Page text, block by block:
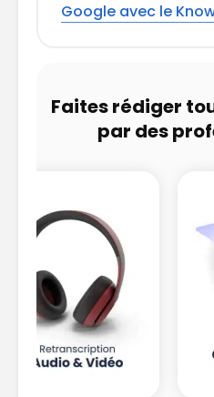
Google avec le
Faites rédiger
par des